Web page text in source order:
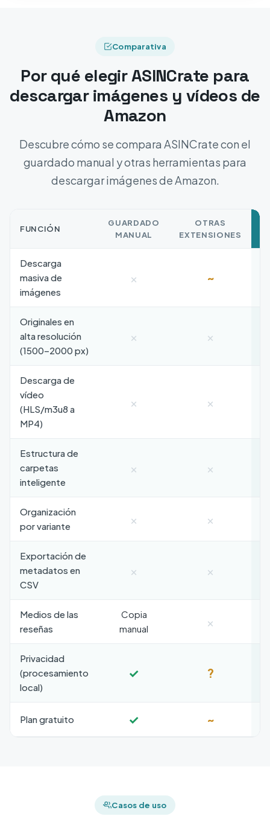
Comparativa
Por qué elegir ASINCrate para
descargar imágenes y vídeos de
Amazon
Descubre cómo se compara ASINCrate con el
guardado manual y otras herramientas para
descargar imágenes de Amazon.
FUNCIÓN
GUARDADO
MANUAL
OTRAS
EXTENSIONES
Descarga
masiva de
imágenes
× ~
Originales en
alta resolución
(1500–2000 px)
× ×
Descarga de
vídeo
(HLS/m3u8 a
MP4)
× ×
Estructura de
carpetas
inteligente
× ×
Organización
por variante
× ×
Exportación de
metadatos en
CSV
× ×
Medios de las
reseñas
Copia
manual
×
Privacidad
(procesamiento
local)
✓ ?
Plan gratuito ✓ ~
Casos de uso